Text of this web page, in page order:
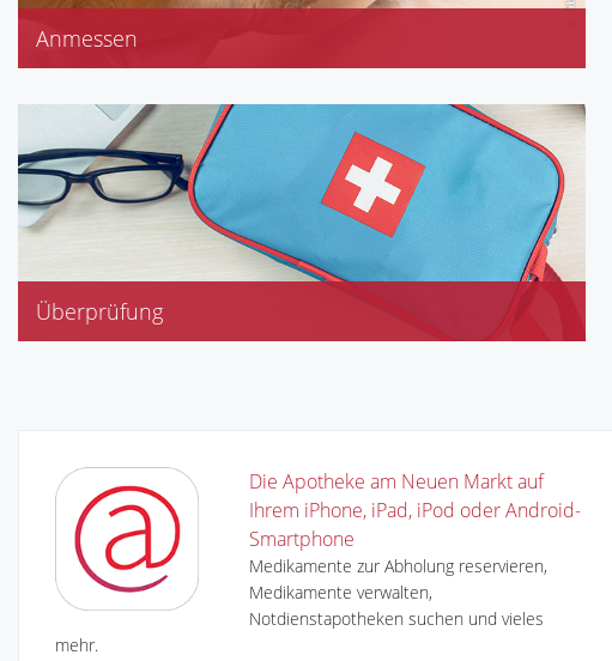
Anmessen
Kompressionsstrümpfe
Stützstrümpfe
Überprüfung
Die Apotheke am Neuen Markt auf
Ihrem iPhone, iPad, iPod oder Android-
Smartphone
Medikamente zur Abholung reservieren,
Medikamente verwalten,
Notdienstapotheken suchen und vieles
mehr.